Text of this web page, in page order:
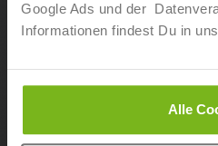
Google Ads und der
Informationen findest Du in
Alle
Dualer Bachelor of Arts
Fitnessökonomie“ in
Ab sofort
Dualer Bachelor of Arts
Fitnessökonomie“ in Berlin-